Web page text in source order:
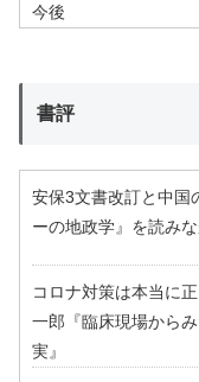
今後
書評
安保3文書改訂と中国
ーの地政学』を読み
コロナ対策は本当に
一郎『臨床現場から
実』